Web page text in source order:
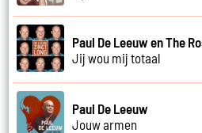
Paul De Leeuw en The
Jij wou mij totaal
Paul De Leeuw
Jouw armen